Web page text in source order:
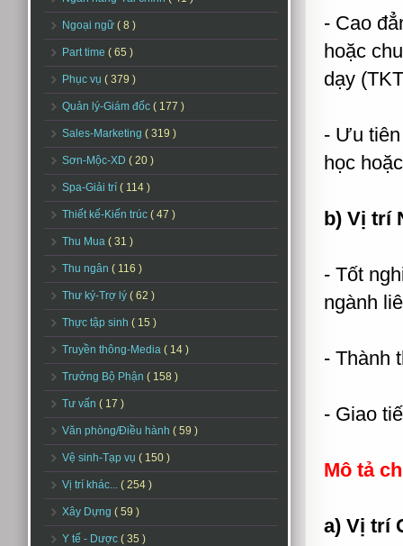
Ngoại ngữ ( 8 )
Part time ( 65 )
Phục vụ ( 379 )
Quản lý-Giám đốc ( 177 )
Sales-Marketing ( 319 )
Sơn-Mộc-XD ( 20 )
Spa-Giải trí ( 114 )
Thiết kế-Kiến trúc ( 47 )
Thu Mua ( 31 )
Thu ngân ( 116 )
Thư ký-Trợ lý ( 62 )
Thực tập sinh ( 15 )
Truyền thông-Media ( 14 )
Trưởng Bộ Phận ( 158 )
Tư vấn ( 17 )
Văn phòng/Điều hành ( 59 )
Vệ sinh-Tạp vụ ( 150 )
Vị trí khác... ( 254 )
Xây Dựng ( 59 )
Y tế - Dược ( 35 )
- Cao
hoặc
dạy
- Ưu
học
b) Vị trí
- Tốt
ngành
- Thành
- Giao
Mô tả
a) Vị trí